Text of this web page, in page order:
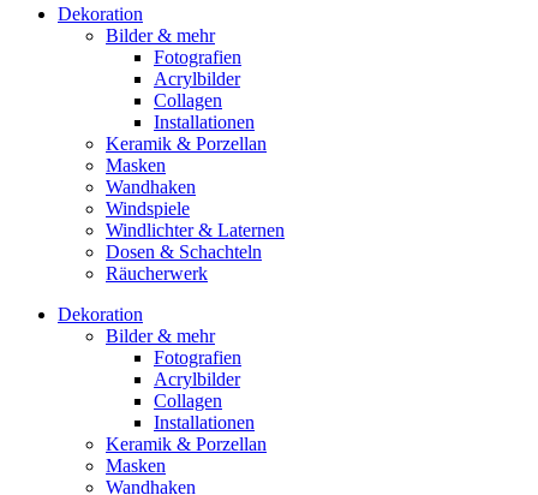
Dekoration
Bilder & mehr
Fotografien
Acrylbilder
Collagen
Installationen
Keramik & Porzellan
Masken
Wandhaken
Windspiele
Windlichter & Laternen
Dosen & Schachteln
Räucherwerk
Dekoration
Bilder & mehr
Fotografien
Acrylbilder
Collagen
Installationen
Keramik & Porzellan
Masken
Wandhaken